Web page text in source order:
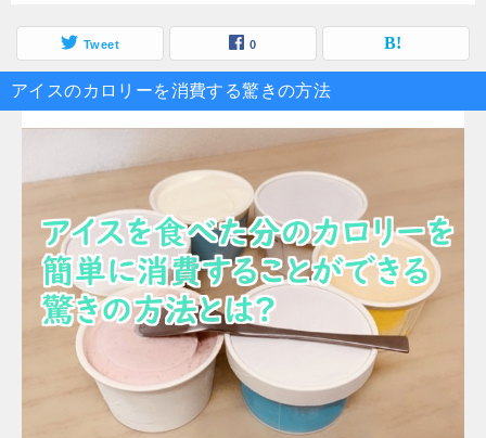
Tweet 0
アイスのカロリーを消費する驚きの方法